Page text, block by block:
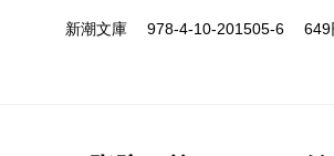
新潮文庫 978-4-10-201505-6